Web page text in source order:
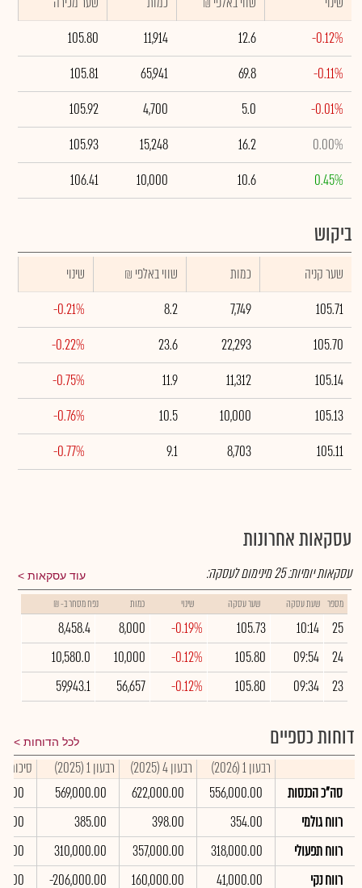
-0.12%
12.6
11,914
105.80
-0.11%
69.8
65,941
105.81
-0.01%
5.0
4,700
105.92
0.00%
16.2
15,248
105.93
0.45%
10.6
10,000
106.41
ביקוש
שער קניה כמות ₪ שווי באלפי
שינוי
105.71
7,749
8.2
-0.21%
105.70
22,293
23.6
-0.22%
105.14
11,312
11.9
-0.75%
105.13
10,000
10.5
-0.76%
105.11
8,703
9.1
-0.77%
עסקאות אחרונות
עוד עסקאות עסקאות יומיות:25מינימום לעסקה:
מספר שעת עסקה שער עסקה שינוי כמות נפח מסחר ב- ₪
25
10:14
105.73
-0.19%
8,000
8,458.4
24
09:54
105.80
-0.12%
10,000
10,580.0
23
09:34
105.80
-0.12%
56,657
59,943.1
דוחות כספיים לכל הדוחות
רבעון 1 (2026) רבעון 4 (2025) רבעון 1 (2025)
סיכום
סה"כ הכנסות
556,000.00
622,000.00
569,000.00
רווח גולמי
354.00
398.00
385.00
רווח תפעולי
318,000.00
357,000.00
310,000.00
רווח נקי
41,000.00
160,000.00
-206,000.00